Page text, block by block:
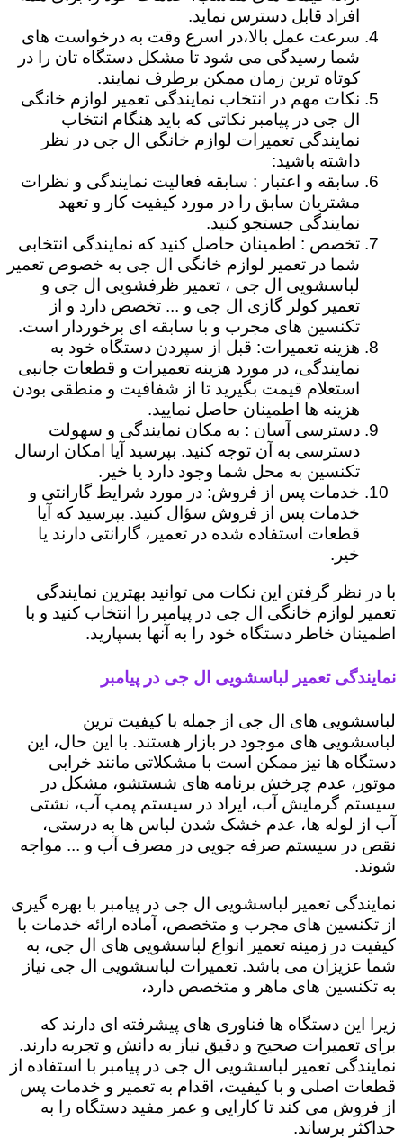
افراد قابل دسترس نماید.
سرعت عمل بالا،در اسرع وقت به درخواست های
شما رسیدگی می شود تا مشکل دستگاه تان را در
کوتاه ترین زمان ممکن برطرف نمایند.
نکات مهم در انتخاب نمایندگی تعمیر لوازم خانگی
ال جی در پیامبر نکاتی که باید هنگام انتخاب
نمایندگی تعمیرات لوازم خانگی ال جی در نظر
داشته باشید:
سابقه و اعتبار : سابقه فعالیت نمایندگی و نظرات
مشتریان سابق را در مورد کیفیت کار و تعهد
نمایندگی جستجو کنید.
تخصص : اطمینان حاصل کنید که نمایندگی انتخابی
شما در تعمیر لوازم خانگی ال جی به خصوص تعمیر
لباسشویی ال جی ، تعمیر ظرفشویی ال جی و
تعمیر کولر گازی ال جی و ... تخصص دارد و از
تکنسین های مجرب و با سابقه ای برخوردار است.
هزینه تعمیرات: قبل از سپردن دستگاه خود به
نمایندگی، در مورد هزینه تعمیرات و قطعات جانبی
استعلام قیمت بگیرید تا از شفافیت و منطقی بودن
هزینه ها اطمینان حاصل نمایید.
دسترسی آسان : به مکان نمایندگی و سهولت
دسترسی به آن توجه کنید. بپرسید آیا امکان ارسال
تکنسین به محل شما وجود دارد یا خیر.
خدمات پس از فروش: در مورد شرایط گارانتی و
خدمات پس از فروش سؤال کنید. بپرسید که آیا
قطعات استفاده شده در تعمیر، گارانتی دارند یا
خیر.
با در نظر گرفتن این نکات می توانید بهترین نمایندگی
تعمیر لوازم خانگی ال جی در پیامبر را انتخاب کنید و با
اطمینان خاطر دستگاه خود را به آنها بسپارید.
نمایندگی تعمیر لباسشویی ال جی در پیامبر
لباسشویی های ال جی از جمله با کیفیت ترین
لباسشویی های موجود در بازار هستند. با این حال، این
دستگاه ها نیز ممکن است با مشکلاتی مانند خرابی
موتور، عدم چرخش برنامه های شستشو، مشکل در
سیستم گرمایش آب، ایراد در سیستم پمپ آب، نشتی
آب از لوله ها، عدم خشک شدن لباس ها به درستی،
نقص در سیستم صرفه جویی در مصرف آب و ... مواجه
شوند.
نمایندگی تعمیر لباسشویی ال جی در پیامبر با بهره گیری
از تکنسین های مجرب و متخصص، آماده ارائه خدمات با
کیفیت در زمینه تعمیر انواع لباسشویی های ال جی، به
شما عزیزان می باشد. تعمیرات لباسشویی ال جی نیاز
به تکنسین های ماهر و متخصص دارد،
زیرا این دستگاه ها فناوری های پیشرفته ای دارند که
برای تعمیرات صحیح و دقیق نیاز به دانش و تجربه دارند.
نمایندگی تعمیر لباسشویی ال جی در پیامبر با استفاده از
قطعات اصلی و با کیفیت، اقدام به تعمیر و خدمات پس
از فروش می کند تا کارایی و عمر مفید دستگاه را به
حداکثر برساند.